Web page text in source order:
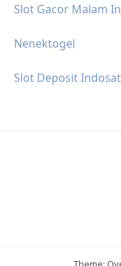
Slot Gacor Malam
Nenektogel
Slot Deposit Indosat